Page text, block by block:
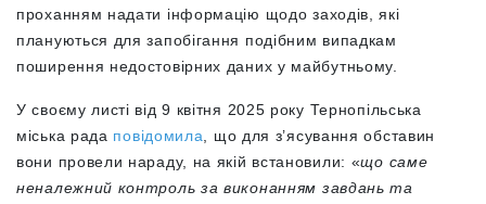
проханням надати інформацію щодо заходів, які
плануються для запобігання подібним випадкам
поширення недостовірних даних у майбутньому.
У своєму листі від 9 квітня 2025 року Тернопільська
міська рада повідомила , що для з’ясування обставин
вони провели нараду, на якій встановили: «що саме
неналежний контроль за виконанням завдань та